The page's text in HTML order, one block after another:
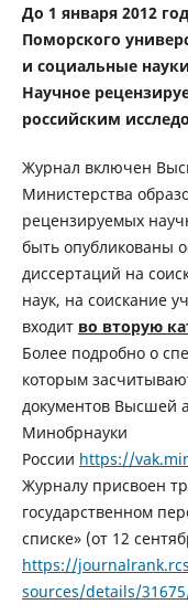
До 1 января 2012
Поморского
и социальные
Научное
российским
Журнал включен
Министерства
рецензируемых
быть опубликованы
диссертаций на
наук, на соискание
входит во вторую
Более подробно о
которым
документов Высшей
Минобрнауки
России https://
Журналу присвоен
государственном
списке» (от 12
https://
sources/details/